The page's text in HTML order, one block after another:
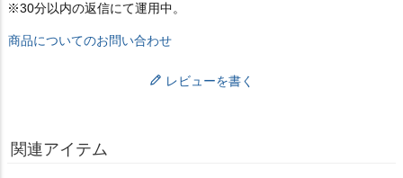
※30分以内の返信にて運用中。
商品についてのお問い合わせ
レビューを書く
関連アイテム